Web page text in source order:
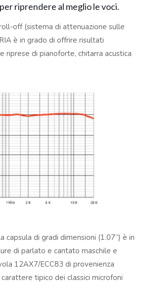
riprendere al meglio le voci.
off (sistema di attenuazione sulle
è in grado di offrire risultati
riprese di pianoforte, chitarra acustica
capsula di gradi dimensioni (1.07”) è in
di parlato e cantato maschile e
12AX7/ECC83 di provenienza
tipico dei classici microfoni